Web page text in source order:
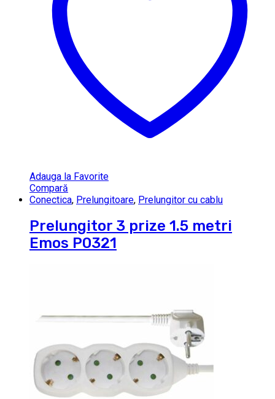
Adauga la Favorite
Compară
Conectica, Prelungitoare, Prelungitor cu cablu
Prelungitor 3 prize 1.5 metri
Emos P0321